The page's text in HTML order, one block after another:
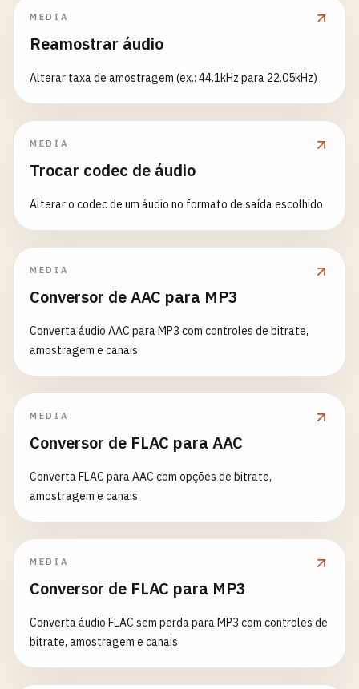
MEDIA
Reamostrar áudio
Alterar taxa de amostragem (ex.: 44.1kHz para 22.05kHz)
MEDIA
Trocar codec de áudio
Alterar o codec de um áudio no formato de saída escolhido
MEDIA
Conversor de AAC para MP3
Converta áudio AAC para MP3 com controles de bitrate,
amostragem e canais
MEDIA
Conversor de FLAC para AAC
Converta FLAC para AAC com opções de bitrate,
amostragem e canais
MEDIA
Conversor de FLAC para MP3
Converta áudio FLAC sem perda para MP3 com controles de
bitrate, amostragem e canais